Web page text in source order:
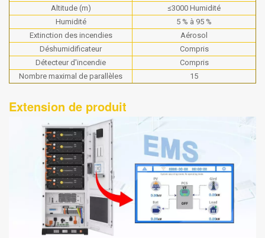
Altitude (m)
≤3000 Humidité
Humidité
5 % à 95 %
Extinction des incendies
Aérosol
Déshumidificateur
Compris
Détecteur d'incendie
Compris
Nombre maximal de parallèles
15
Extension de produit